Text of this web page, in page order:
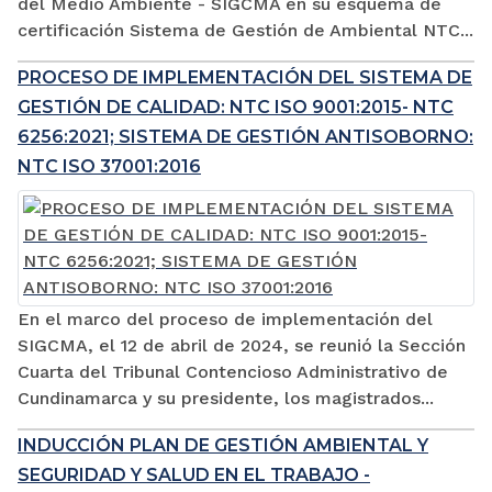
certificación Sistema de Gestión de Ambiental NTC...
PROCESO DE IMPLEMENTACIÓN DEL SISTEMA DE
GESTIÓN DE CALIDAD: NTC ISO 9001:2015- NTC
6256:2021; SISTEMA DE GESTIÓN ANTISOBORNO:
NTC ISO 37001:2016
En el marco del proceso de implementación del
SIGCMA, el 12 de abril de 2024, se reunió la Sección
Cuarta del Tribunal Contencioso Administrativo de
Cundinamarca y su presidente, los magistrados...
INDUCCIÓN PLAN DE GESTIÓN AMBIENTAL Y
SEGURIDAD Y SALUD EN EL TRABAJO -